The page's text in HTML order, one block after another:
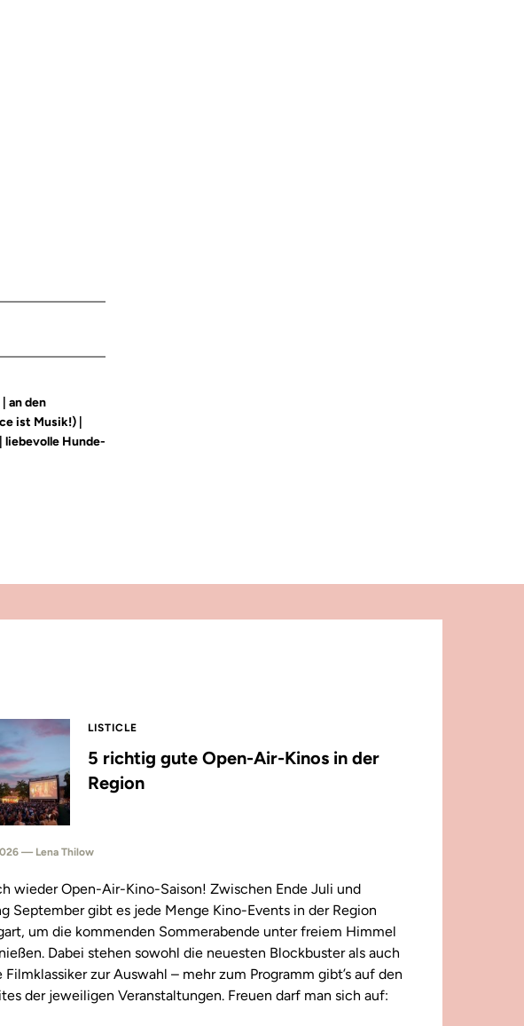
an den
ist Musik!) |
Hunde-
LISTICLE
5 richtig gute Open-Air-Kinos in der
Region
— Lena Thilow
wieder Open-Air-Kino-Saison! Zwischen Ende Juli und
September gibt es jede Menge Kino-Events in der Region
um die kommenden Sommerabende unter freiem Himmel
Dabei stehen sowohl die neuesten Blockbuster als auch
Filmklassiker zur Auswahl – mehr zum Programm gibt’s auf den
der jeweiligen Veranstaltungen. Freuen darf man sich auf: